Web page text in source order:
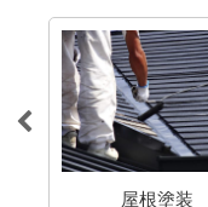
屋根塗装